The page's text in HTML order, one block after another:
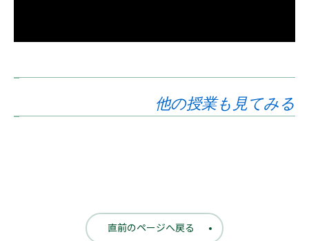
他の授業も見てみる
直前のページへ戻る